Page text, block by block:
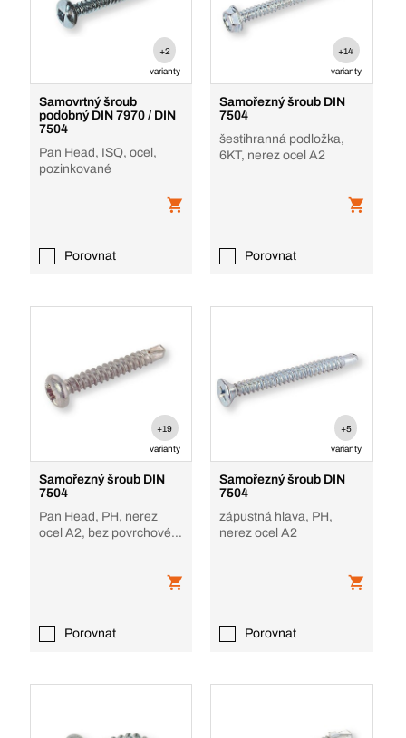
+2
varianty
Samovrtný šroub
podobný DIN 7970 / DIN
7504
Pan Head, ISQ, ocel,
pozinkované
Porovnat
+14
varianty
Samořezný šroub DIN
7504
šestihranná podložka,
6KT, nerez ocel A2
Porovnat
+19
varianty
Samořezný šroub DIN
7504
Pan Head, PH, nerez
ocel A2, bez povrchové
Porovnat
+5
varianty
Samořezný šroub DIN
7504
zápustná hlava, PH,
nerez ocel A2
Porovnat